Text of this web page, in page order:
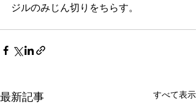
ジルのみじん切りをちらす。
最新記事 すべて表示